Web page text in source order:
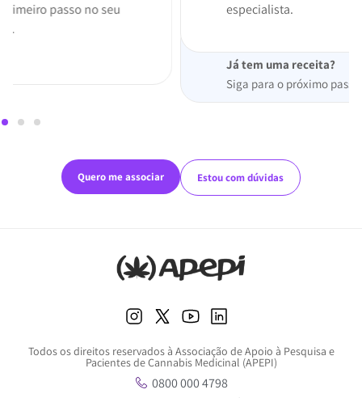
especialista.
Quero me associar Estou com dúvidas
Todos os direitos reservados à Associação de Apoio à Pesquisa e
Pacientes de Cannabis Medicinal (APEPI)
0800 000 4798